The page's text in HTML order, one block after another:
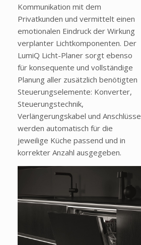
Kommunikation mit dem
Privatkunden und vermittelt einen
emotionalen Eindruck der Wirkung
verplanter Lichtkomponenten. Der
LumiQ Licht-Planer sorgt ebenso
für konsequente und vollständige
Planung aller zusätzlich benötigten
Steuerungselemente: Konverter,
Steuerungstechnik,
Verlängerungskabel und Anschlüsse
werden automatisch für die
jeweilige Küche passend und in
korrekter Anzahl ausgegeben.